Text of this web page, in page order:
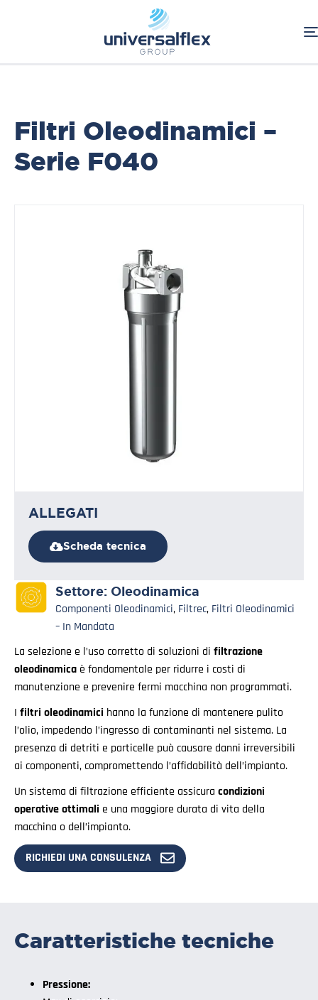
Filtrec
Componenti Oleodinamici
Filtri Oleodinamici - In Mandata
Filtri Oleodinamici –
Serie F040
ALLEGATI
Scheda tecnica
Settore: Oleodinamica
Componenti Oleodinamici, Filtrec, Filtri Oleodinamici
– In Mandata
La selezione e l’uso corretto di soluzioni di filtrazione
oleodinamica è fondamentale per ridurre i costi di
manutenzione e prevenire fermi macchina non programmati.
I filtri oleodinamici hanno la funzione di mantenere pulito
l’olio, impedendo l’ingresso di contaminanti nel sistema. La
presenza di detriti e particelle può causare danni irreversibili
ai componenti, compromettendo l’affidabilità dell’impianto.
Un sistema di filtrazione efficiente assicura condizioni
operative ottimali e una maggiore durata di vita della
macchina o dell’impianto.
RICHIEDI UNA CONSULENZA
Caratteristiche tecniche
Pressione: